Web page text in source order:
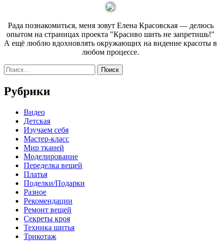
Рада познакомиться, меня зовут Елена Красовская — делюсь
опытом на страницах проекта "Красиво шить не запретишь!"
А ещё люблю вдохновлять окружающих на видение красоты в
любом процессе.
Найти:
Рубрики
Видео
Детская
Изучаем себя
Мастер-класс
Мир тканей
Моделирование
Переделка вещей
Платья
Поделки/Подарки
Разное
Рекомендации
Ремонт вещей
Секреты кроя
Техника шитья
Трикотаж